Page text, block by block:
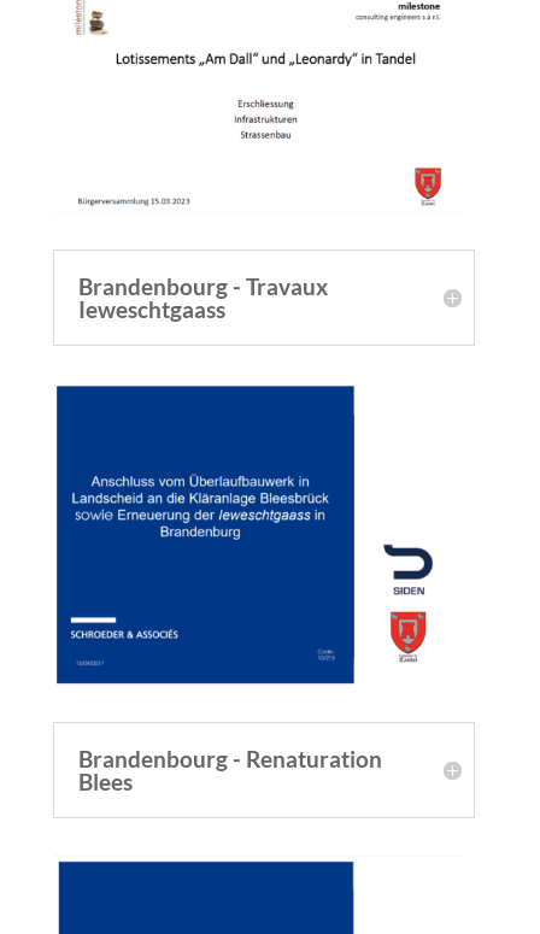
Brandenbourg - Travaux
Ieweschtgaass
Brandenbourg - Renaturation
Blees